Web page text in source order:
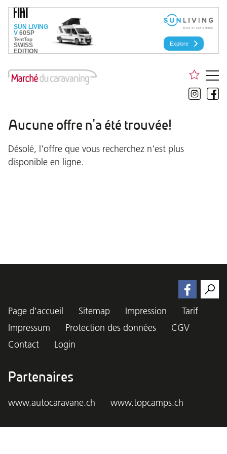
Aucune offre n'a été trouvée!
Désolé, l'offre que vous recherchez n'est plus
disponible en ligne.
Page d'accueil Sitemap Impression
Tarif
Impressum
Protection des données
CGV
Contact
Login
Partenaires
www.autocaravane.ch www.topcamps.ch